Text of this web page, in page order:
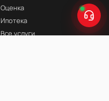
Оценка
Ипотека
Все услуги